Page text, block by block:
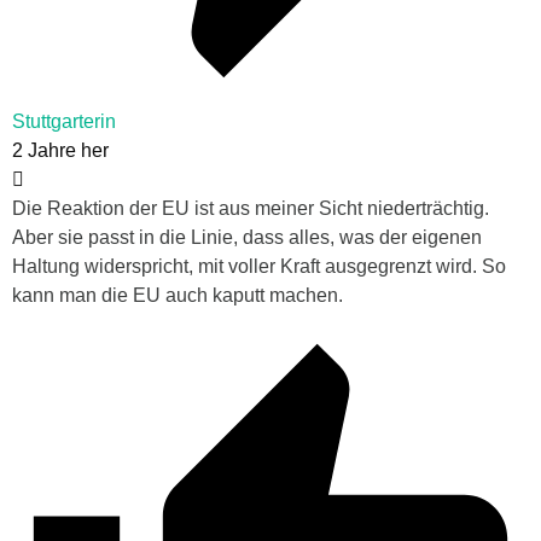
Stuttgarterin
2 Jahre her
Die Reaktion der EU ist aus meiner Sicht niederträchtig.
Aber sie passt in die Linie, dass alles, was der eigenen
Haltung widerspricht, mit voller Kraft ausgegrenzt wird. So
kann man die EU auch kaputt machen.